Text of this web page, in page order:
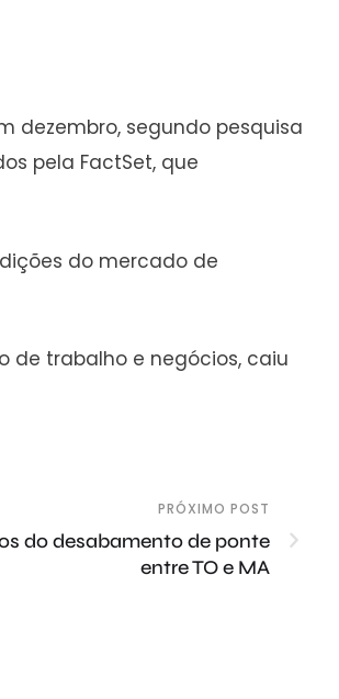
dezembro, segundo pesquisa
pela FactSet, que
do mercado de
de trabalho e negócios, caiu
PRÓXIMO POST
do desabamento de ponte
entre TO e MA